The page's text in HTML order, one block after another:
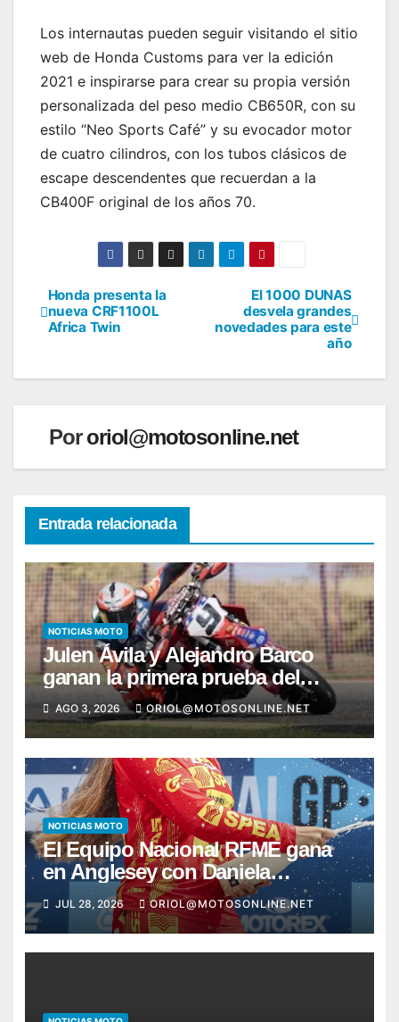
Los internautas pueden seguir visitando el sitio
web de Honda Customs para ver la edición
2021 e inspirarse para crear su propia versión
personalizada del peso medio CB650R, con su
estilo “Neo Sports Café” y su evocador motor
de cuatro cilindros, con los tubos clásicos de
escape descendentes que recuerdan a la
CB400F original de los años 70.
Navegación
de
entradas
El 1000 DUNAS
desvela grandes
novedades para este
año
Honda presenta la
nueva CRF1100L
Africa Twin
Pororiol@motosonline.net
Entrada relacionada
NOTICIAS MOTO
Julen Ávila y Alejandro Barco
ganan la primera prueba del
Campeonato de España de
Supermoto
AGO 3, 2026 ORIOL@MOTOSONLINE.NET
NOTICIAS MOTO
El Equipo Nacional RFME gana
en Anglesey con Daniela
Hernando y Bou firma otro pleno
JUL 28, 2026 ORIOL@MOTOSONLINE.NET